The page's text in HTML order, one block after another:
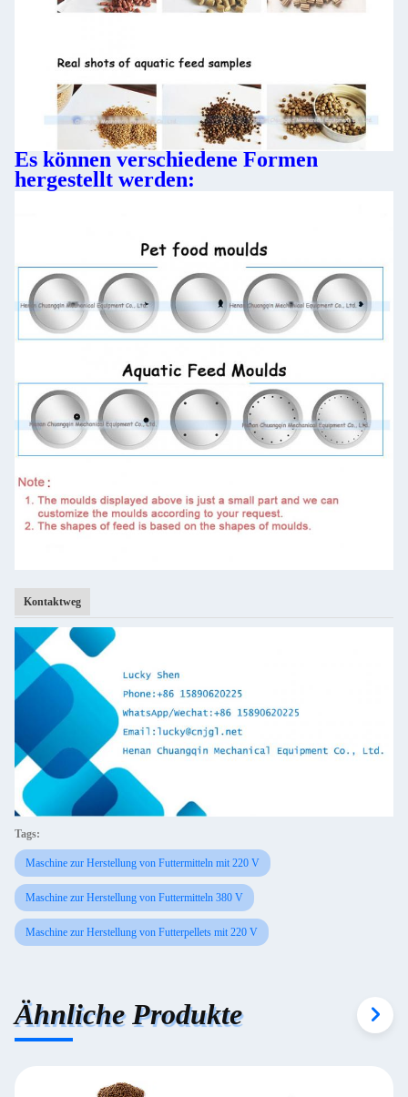
Es können verschiedene Formen
hergestellt werden:
Kontaktweg
Tags:
Maschine zur Herstellung von Futtermitteln mit 220 V
Maschine zur Herstellung von Futtermitteln 380 V
Maschine zur Herstellung von Futterpellets mit 220 V
Ähnliche Produkte